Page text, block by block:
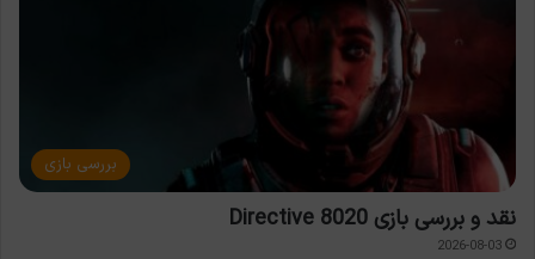
بررسی بازی
نقد و بررسی بازی Directive 8020
2026-08-03